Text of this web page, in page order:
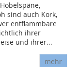
sind auch Kork,
entflammbare
ihrer
und ihrer...
mehr